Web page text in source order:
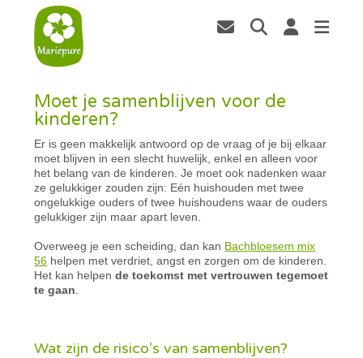
Moet je samenblijven voor de
kinderen?
Er is geen makkelijk antwoord op de vraag of je bij elkaar
moet blijven in een slecht huwelijk, enkel en alleen voor
het belang van de kinderen. Je moet ook nadenken waar
ze gelukkiger zouden zijn: Eén huishouden met twee
ongelukkige ouders of twee huishoudens waar de ouders
gelukkiger zijn maar apart leven.
Overweeg je een scheiding, dan kan Bachbloesem mix
56 helpen met verdriet, angst en zorgen om de kinderen.
Het kan helpende toekomst met vertrouwen tegemoet
te gaan
Wat zijn de risico’s van samenblijven?